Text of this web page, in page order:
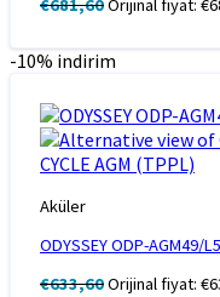
€681,60Orijinal fiyat:
-10% indirim
Aküler
ODYSSEY ODP-AGM49/
€633,60Orijinal fiyat: